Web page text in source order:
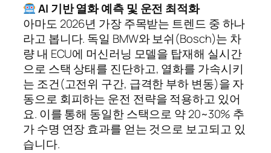
AI 기반 열화 예측 및 운전 최적화
아마도 2026년 가장 주목받는 트렌드 중 하나
라고 봅니다. 독일 BMW와 보쉬(Bosch)는 차
량 내 ECU에 머신러닝 모델을 탑재해 실시간
으로 스택 상태를 진단하고, 열화를 가속시키
는 조건(고전위 구간, 급격한 부하 변동)을 자
동으로 회피하는 운전 전략을 적용하고 있어
요. 이를 통해 동일한 스택으로 약 20~30% 추
가 수명 연장 효과를 얻는 것으로 보고되고 있
습니다.